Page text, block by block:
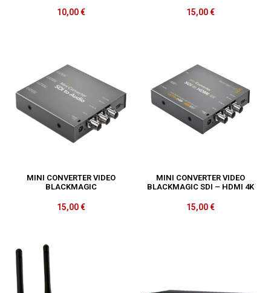
10,00€ 15,00€
MINI CONVERTER VIDEO
BLACKMAGIC
15,00€
MINI CONVERTER VIDEO
BLACKMAGIC SDI – HDMI 4K
15,00€